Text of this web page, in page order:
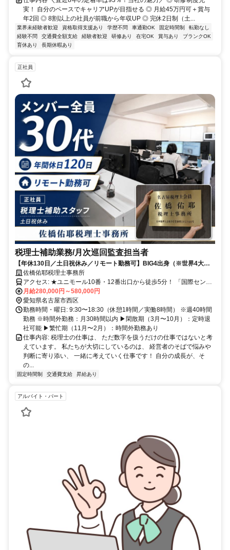
実！ 自分のペースでキャリアUPが目指せる ◎ 月給45万円可＋賞与
年2回 ◎ 8割以上の社員が前職から年収UP ◎ 完休2日制（土...
業界未経験者歓迎 資格取得支援あり 学歴不問 車通勤OK 固定時間制
転勤なし
経験不問
交通費全額支給 経験者歓迎 研修あり 在宅OK 賞与あり
ブランクOK
育休あり
長期休暇あり
正社員
税理士補助業務/月次巡回監査担当者
【年休130日／土日祝休み／リモート勤務可】BIG4出身（※世界4大会
計事務所）の代表と同世代のメンバーで構成された成長事務所◎経営者
から必要とされる人材へ一緒に成長しませんか？
佐橋佑耶税理士事務所
アクセス: ★ユニモール10番・12番出口から徒歩5分！ 「国際センタ
ー駅」より徒歩6分 「名鉄名古屋駅」徒歩11分 「近鉄名古屋駅」徒
歩12分 「名古屋駅」徒歩13分 「丸の内駅」徒歩15分 「伏見駅」徒
歩20分 「栄生駅」徒歩25分
月給280,000円～580,000円
愛知県名古屋市西区
勤務時間・曜日: 9:30〜18:30（休憩1時間／実働8時間） ※週40時間
勤務 ※時間外勤務：月30時間以内 ▶閑散期（3月〜10月）：定時退
社可能 ▶繁忙期（11月〜2月）：時間外勤務あり
仕事内容: 税理士の仕事は、 ただ数字を扱うだけの仕事ではないと考
えています。 私たちが大切にしているのは、 経営者のそばで悩みや
判断に寄り添い、 一緒に考えていく仕事です！ 自分の成長が、そ
の...
固定時間制 交通費支給 昇給あり
アルバイト・パート